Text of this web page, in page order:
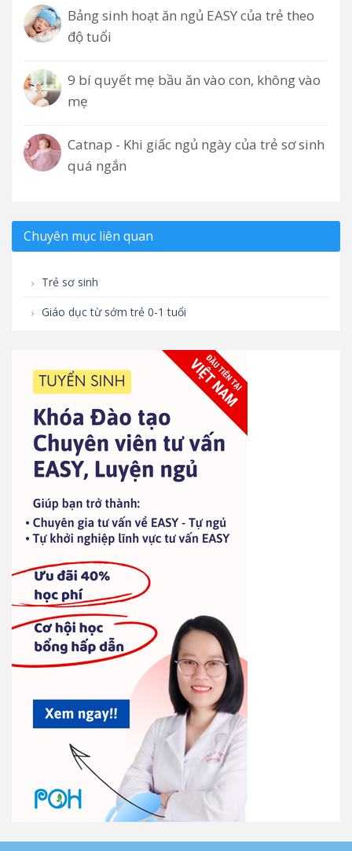
Bảng sinh hoạt ăn ngủ EASY của trẻ theo
độ tuổi
9 bí quyết mẹ bầu ăn vào con, không vào
mẹ
Catnap - Khi giấc ngủ ngày của trẻ sơ sinh
quá ngắn
Chuyên mục liên quan
Trẻ sơ sinh
Giáo dục từ sớm trẻ 0-1 tuổi